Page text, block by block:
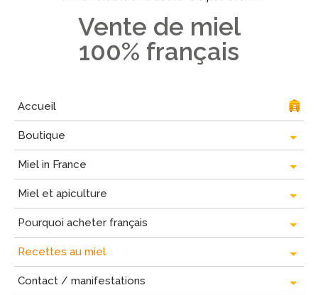
Vente de miel
100% français
Accueil
Boutique
Miel in France
Miel et apiculture
Pourquoi acheter français
Recettes au miel
Contact / manifestations